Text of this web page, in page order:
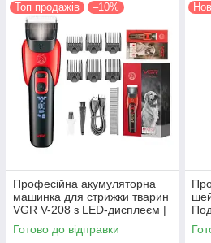
Топ продажів –10%
Професійна акумуляторна
машинка для стрижки тварин
VGR V-208 з LED-дисплеєм |
Тиха робота та керамічні
леза (Червона)
Готово до відправки
та